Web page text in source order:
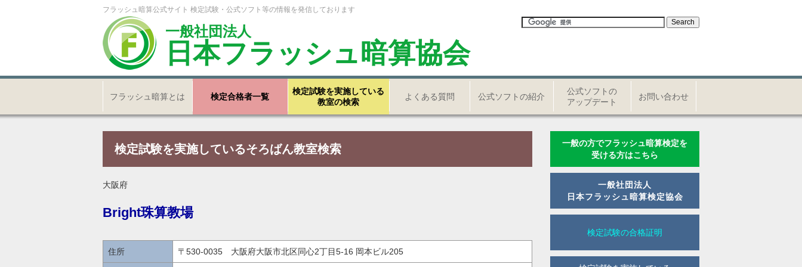
フラッシュ暗算公式サイト 検定試験・公式ソフト等の情報を発信しております
一般社団法人
日本フラッシュ暗算協会
フラッシュ暗算とは 検定合格者一覧
検定試験を実施している
教室の検索
よくある質問 公式ソフトの紹介
公式ソフトの
アップデート
お問い合わせ
検定試験を実施しているそろばん教室検索
大阪府
Bright珠算教場
住所 〒530-0035 大阪府大阪市北区同心2丁目5-16 岡本ビル205
一般の方でフラッシュ暗算検定を
受ける方はこちら
一般社団法人
日本フラッシュ暗算検定協会
検定試験の合格証明